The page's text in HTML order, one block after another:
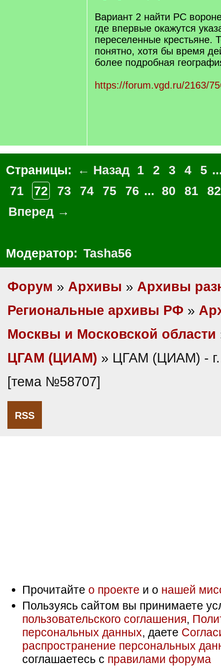
Вариант 2 найти РС
где впервые окажутся
переселенные крестьяне.
понятно, хотя бы время
более подробная
https://forum.vgd.ru/2163/
Страницы: ← Назад 1 2 3 4 5
71
72 73 74 75 76 ... 80 81
82
Вперед →
Модератор: Tasha56
Форум » Архивы » Архивы
Региональные архивы РФ »
Москвы и Московской области
ЦГАМ (ЦИАМ) » ЦГАМ (ЦИАМ) - г.
[тема №58707]
RSS
Прочитайте о проекте и о нашей
Пользуясь сайтом вы принимаете
пользовательского соглашения,
персональных данных, даете
распространение персональных
соглашаетесь с правилами форума